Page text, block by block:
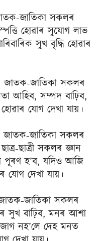
জাতিকা সকলৰ
হোৱাৰ সুযোগ লাভ
সুখ বৃদ্ধি হোৱাৰ
জাতক-জাতিকা সকলৰ
আহিব, সম্পদ বাঢ়িব,
যোগ দেখা যায়।
জাতক-জাতিকা সকলৰ
ছাত্ৰী সকলৰ জ্ঞান
হ’ব, যদিও আজি
যোগ দেখা যায়।
জাতিকা সকলৰ
সুখ বাঢ়িব, মনৰ আশা
নহ’লে দেহ মনত